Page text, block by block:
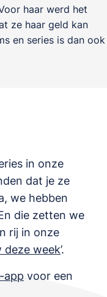
haar werd het
ze haar geld kan
en series is dan ook
in onze
dat je ze
we hebben
die zetten we
rij in onze
deze week’.
app voor een